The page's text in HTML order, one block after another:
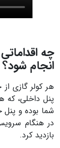
چه
انجام شود؟
هر کولر گازی
پنل داخلی،
شما بوده و
در هنگام
بازدید کرد.